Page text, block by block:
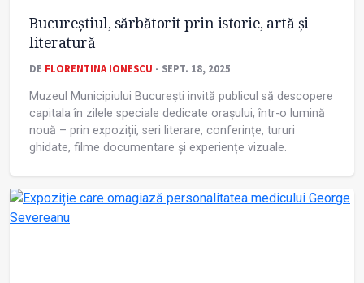
Bucureștiul, sărbătorit prin istorie, artă și
literatură
DE FLORENTINA IONESCU - SEPT. 18, 2025
Muzeul Municipiului București invită publicul să descopere
capitala în zilele speciale dedicate orașului, într-o lumină
nouă – prin expoziții, seri literare, conferințe, tururi
ghidate, filme documentare și experiențe vizuale.